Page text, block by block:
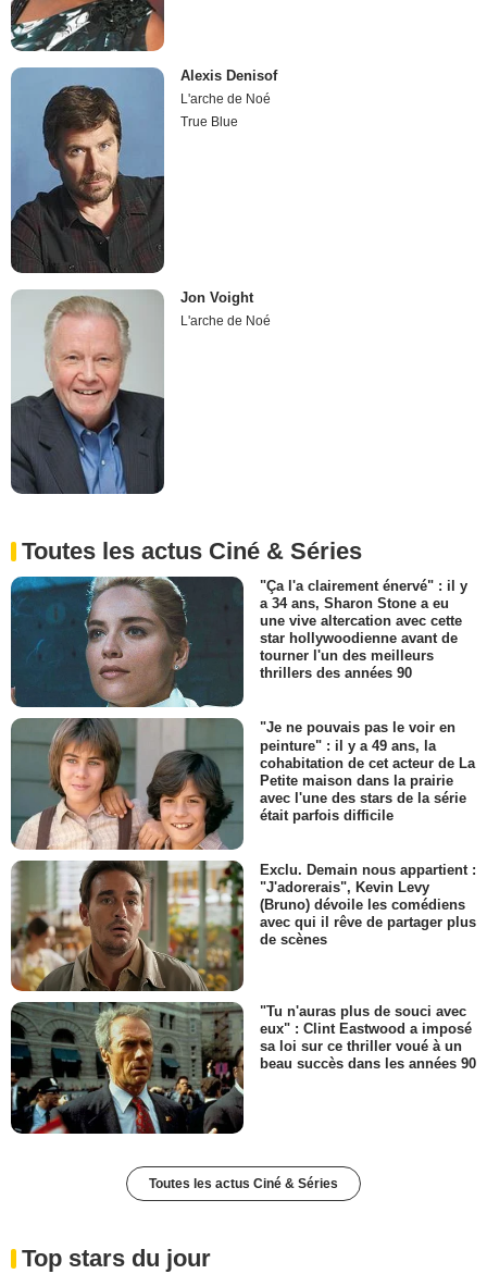
Alexis Denisof
L'arche de Noé
True Blue
Jon Voight
L'arche de Noé
Toutes les actus Ciné & Séries
"Ça l'a clairement énervé" : il y
a 34 ans, Sharon Stone a eu
une vive altercation avec cette
star hollywoodienne avant de
tourner l'un des meilleurs
thrillers des années 90
"Je ne pouvais pas le voir en
peinture" : il y a 49 ans, la
cohabitation de cet acteur de La
Petite maison dans la prairie
avec l'une des stars de la série
était parfois difficile
Exclu. Demain nous appartient :
"J'adorerais", Kevin Levy
(Bruno) dévoile les comédiens
avec qui il rêve de partager plus
de scènes
"Tu n'auras plus de souci avec
eux" : Clint Eastwood a imposé
sa loi sur ce thriller voué à un
beau succès dans les années 90
Toutes les actus Ciné & Séries
Top stars du jour